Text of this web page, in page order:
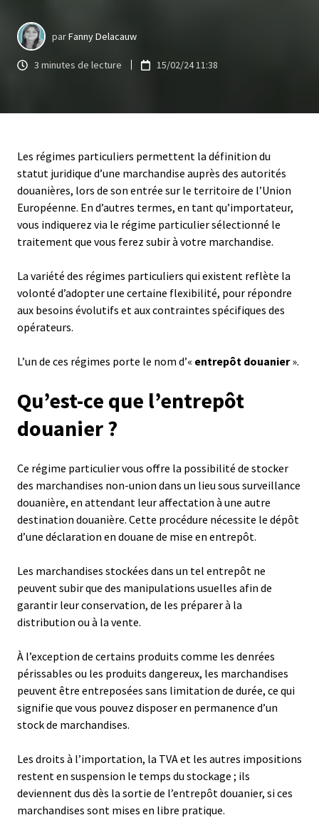
parFanny Delacauw
3 minutes de lecture 15/02/24 11:38
Les régimes particuliers permettent la définition du
statut juridique d’une marchandise auprès des autorités
douanières, lors de son entrée sur le territoire de l’Union
Européenne. En d’autres termes, en tant qu’importateur,
vous indiquerez via le régime particulier sélectionné le
traitement que vous ferez subir à votre marchandise.
La variété des régimes particuliers qui existent reflète la
volonté d’adopter une certaine flexibilité, pour répondre
aux besoins évolutifs et aux contraintes spécifiques des
opérateurs.
L’un de ces régimes porte le nom d’« entrepôt douanier».
Qu’est-ce que l’entrepôt
douanier ?
Ce régime particulier vous offre la possibilité de stocker
des marchandises non-union dans un lieu sous surveillance
douanière, en attendant leur affectation à une autre
destination douanière. Cette procédure nécessite le dépôt
d’une déclaration en douane de mise en entrepôt.
Les marchandises stockées dans un tel entrepôt ne
peuvent subir que des manipulations usuelles afin de
garantir leur conservation, de les préparer à la
distribution ou à la vente.
À l’exception de certains produits comme les denrées
périssables ou les produits dangereux, les marchandises
peuvent être entreposées sans limitation de durée, ce qui
signifie que vous pouvez disposer en permanence d’un
stock de marchandises.
Les droits à l’importation, la TVA et les autres impositions
restent en suspension le temps du stockage ; ils
deviennent dus dès la sortie de l’entrepôt douanier, si ces
marchandises sont mises en libre pratique.